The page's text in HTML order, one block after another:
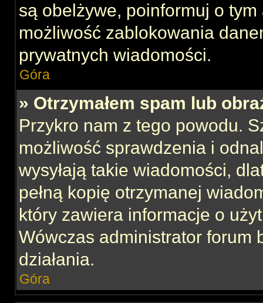
są obelżywe, poinformuj o
możliwość zablokowania
prywatnych wiadomości.
Góra
» Otrzymałem spam lub
Przykro nam z tego powodu.
możliwość sprawdzenia i
wysyłają takie wiadomości,
pełną kopię otrzymanej
który zawiera informacje o
Wówczas administrator forum
działania.
Góra